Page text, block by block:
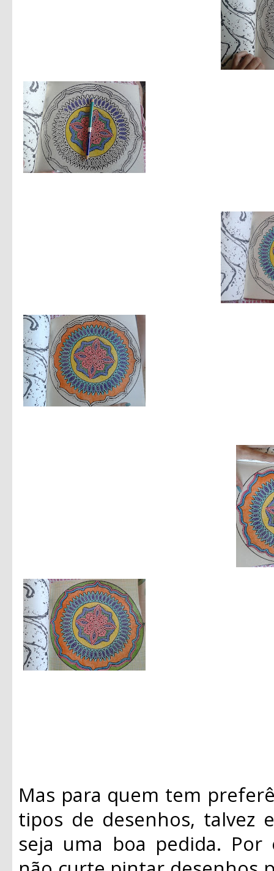
Mas para quem tem
tipos de desenhos, talvez
seja uma boa pedida.